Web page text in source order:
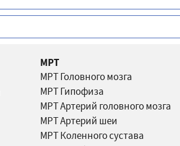
МРТ
МРТ Головного мозга
МРТ Гипофиза
МРТ Артерий головного мозга
МРТ Артерий шеи
МРТ Коленного сустава